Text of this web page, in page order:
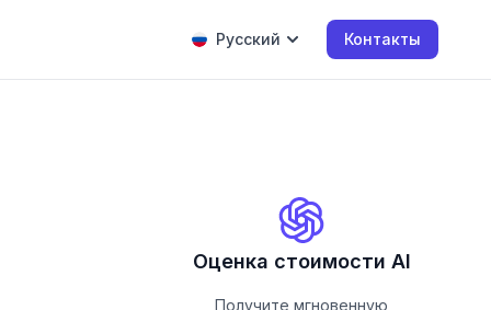
Русский Контакты
Оценка стоимости AI
Получите мгновенную